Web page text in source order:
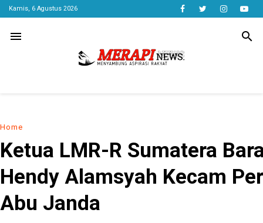
Kamis, 6 Agustus 2026
menu search
Home
Ketua LMR-R Sumatera
Hendy Alamsyah Kecam
Abu Janda